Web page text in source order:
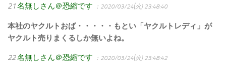
21名無しさん＠恐縮です ：2020/03/24(火) 23:48:40
本社のヤクルトおば・・・・・もとい「ヤクルトレディ」が
ヤクルト売りまくるしか無いよね。
22名無しさん＠恐縮です ：2020/03/24(火) 23:48:42